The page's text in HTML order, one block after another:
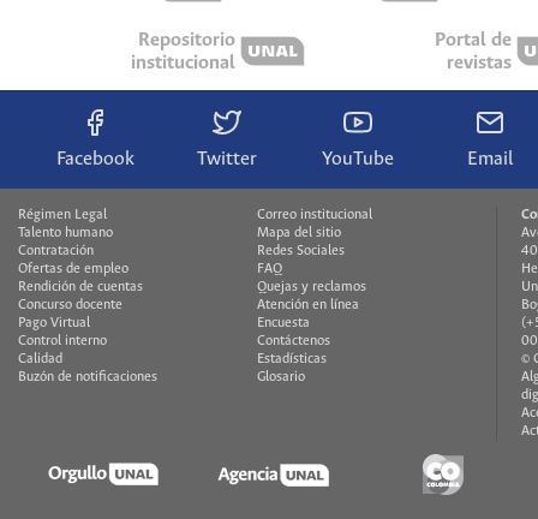
Repositorio
institucional
Portal de
revistas
Facebook Twitter YouTube Email
Régimen Legal
Talento humano
Contratación
Ofertas de empleo
Rendición de cuentas
Concurso docente
Pago Virtual
Control interno
Calidad
Buzón de notificaciones
Correo institucional
Mapa del sitio
Redes Sociales
FAQ
Quejas y reclamos
Atención en línea
Encuesta
Contáctenos
Estadísticas
Glosario
©